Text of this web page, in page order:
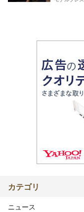
カテゴリ
ニュース